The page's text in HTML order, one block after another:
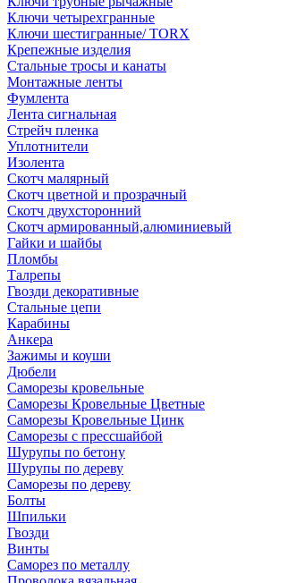
Ключи четырехгранные
Ключи шестигранные/ TORX
Крепежные изделия
Стальные тросы и канаты
Монтажные ленты
Фумлента
Лента сигнальная
Стрейч пленка
Уплотнители
Изолента
Скотч малярный
Скотч цветной и прозрачный
Скотч двухсторонний
Скотч армированный,алюминиевый
Гайки и шайбы
Пломбы
Талрепы
Гвозди декоративные
Стальные цепи
Карабины
Анкера
Зажимы и коуши
Дюбели
Саморезы кровельные
Саморезы Кровельные Цветные
Саморезы Кровельные Цинк
Саморезы с прессшайбой
Шурупы по бетону
Шурупы по дереву
Саморезы по дереву
Болты
Шпильки
Гвозди
Винты
Саморез по металлу